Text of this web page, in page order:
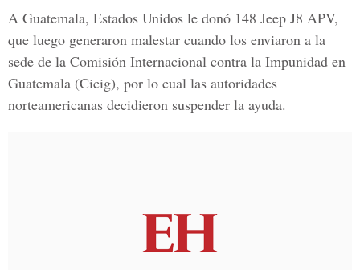
A Guatemala, Estados Unidos le donó 148 Jeep J8 APV,
que luego generaron malestar cuando los enviaron a la
sede de la Comisión Internacional contra la Impunidad en
Guatemala (Cicig), por lo cual las autoridades
norteamericanas decidieron suspender la ayuda.